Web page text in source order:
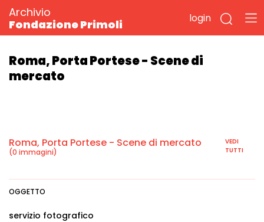
Archivio
Fondazione Primoli
login
Roma, Porta Portese - Scene di
mercato
Roma, Porta Portese - Scene di mercato
(0 immagini)
VEDI
TUTTI
OGGETTO
servizio fotografico